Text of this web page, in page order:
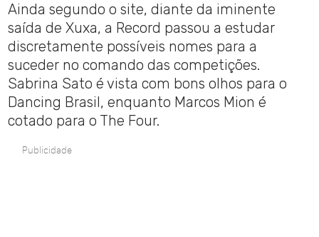
Ainda segundo o site, diante da iminente
saída de Xuxa, a Record passou a estudar
discretamente possíveis nomes para a
suceder no comando das competições.
Sabrina Sato é vista com bons olhos para o
Dancing Brasil, enquanto Marcos Mion é
cotado para o The Four.
Publicidade